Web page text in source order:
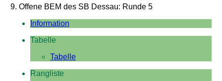
9. Offene BEM des SB Dessau: Runde 5
Information
Tabelle
Tabelle
Rangliste